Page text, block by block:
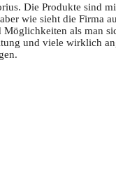
Die Produkte sind
wie sieht die Firma
Möglichkeiten als man
und viele wirklich